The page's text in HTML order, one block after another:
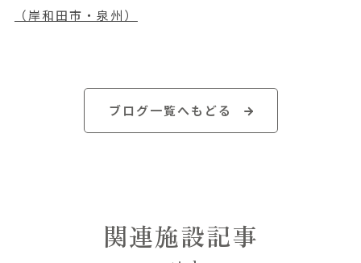
（岸和田市・泉州）
ブログ一覧へもどる
関連施設記事